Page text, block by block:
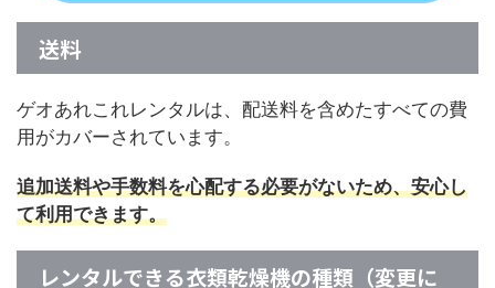
送料
ゲオあれこれレンタルは、配送料を含めたすべての費
用がカバーされています。
追加送料や手数料を心配する必要がないため、安心し
て利用できます。
レンタルできる衣類乾燥機の種類（変更に